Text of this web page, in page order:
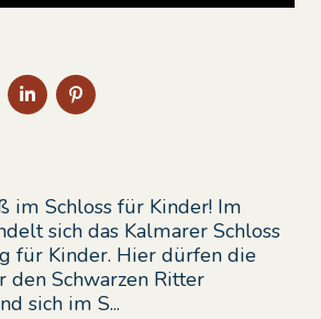
AUF
TEILEN
AUF
LINKEDIN
TEILEN
PINTEREST
im Schloss für Kinder! Im
sich das Kalmarer Schloss
für Kinder. Hier dürfen die
den Schwarzen Ritter
sich im S...